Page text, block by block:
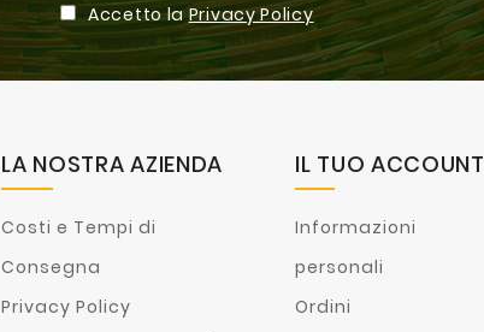
Accetto la Privacy Policy
LA NOSTRA AZIENDA
Costi e Tempi di
Consegna
Privacy Policy
IL TUO ACCOUNT
Informazioni
personali
Ordini